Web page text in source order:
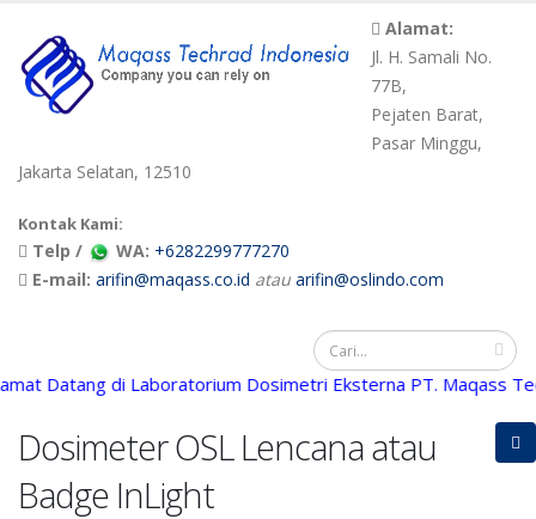
Alamat:
Jl. H. Samali No.
77B,
Pejaten Barat,
Pasar Minggu,
Jakarta Selatan, 12510
Kontak Kami:
Telp / WA: +6282299777270
E-mail: arifin@maqass.co.id atau arifin@oslindo.com
Datang di Laboratorium Dosimetri Eksterna PT. Maqass
Dosimeter OSL Lencana atau
Badge InLight